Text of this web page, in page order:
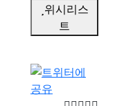
위시리스
트